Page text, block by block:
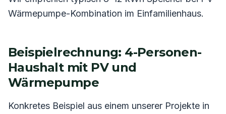
Wärmepumpe-Kombination im Einfamilienhaus.
Beispielrechnung: 4-Personen-
Haushalt mit PV und
Wärmepumpe
Konkretes Beispiel aus einem unserer Projekte in